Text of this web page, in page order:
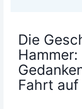
Die
Hammer:
Fahrt auf